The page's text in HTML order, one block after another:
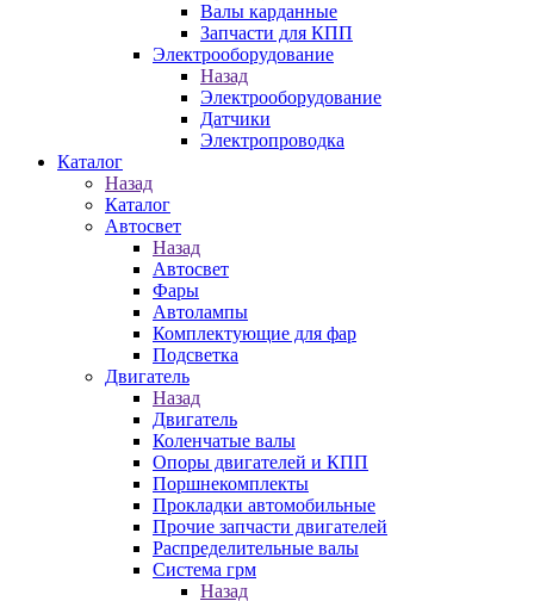
Валы карданные
Запчасти для КПП
Электрооборудование
Назад
Электрооборудование
Датчики
Электропроводка
Каталог
Назад
Каталог
Автосвет
Назад
Автосвет
Фары
Автолампы
Комплектующие для фар
Подсветка
Двигатель
Назад
Двигатель
Коленчатые валы
Опоры двигателей и КПП
Поршнекомплекты
Прокладки автомобильные
Прочие запчасти двигателей
Распределительные валы
Система грм
Назад